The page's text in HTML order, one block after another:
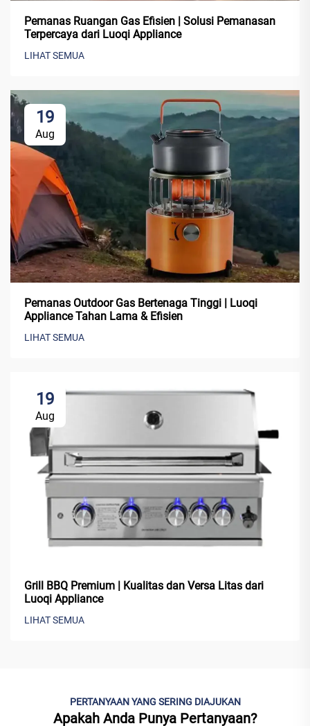
Pemanas Ruangan Gas Efisien | Solusi Pemanasan
Terpercaya dari Luoqi Appliance
LIHAT SEMUA
19
Aug
Pemanas Outdoor Gas Bertenaga Tinggi | Luoqi
Appliance Tahan Lama & Efisien
LIHAT SEMUA
19
Aug
Grill BBQ Premium | Kualitas dan Versa Litas dari
Luoqi Appliance
LIHAT SEMUA
PERTANYAAN YANG SERING DIAJUKAN
Apakah Anda Punya Pertanyaan?